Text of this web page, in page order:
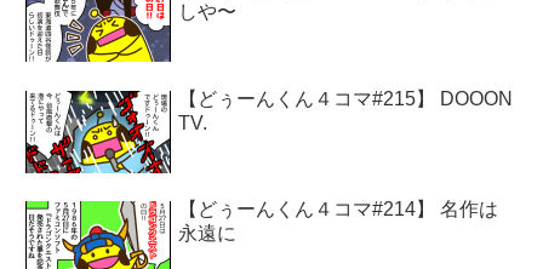
しや〜
【どぅーんくん４コマ#215】 DOOON
TV.
【どぅーんくん４コマ#214】 名作は
永遠に